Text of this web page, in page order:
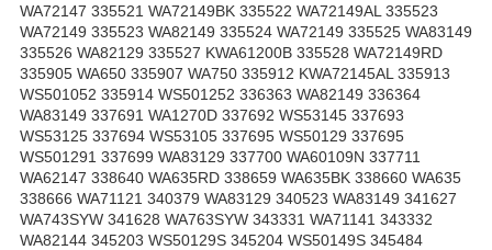
WA72147 335521 WA72149BK 335522 WA72149AL 335523
WA72149 335523 WA82149 335524 WA72149 335525 WA83149
335526 WA82129 335527 KWA61200B 335528 WA72149RD
335905 WA650 335907 WA750 335912 KWA72145AL 335913
WS501052 335914 WS501252 336363 WA82149 336364
WA83149 337691 WA1270D 337692 WS53145 337693
WS53125 337694 WS53105 337695 WS50129 337695
WS501291 337699 WA83129 337700 WA60109N 337711
WA62147 338640 WA635RD 338659 WA635BK 338660 WA635
338666 WA71121 340379 WA83129 340523 WA83149 341627
WA743SYW 341628 WA763SYW 343331 WA71141 343332
WA82144 345203 WS50129S 345204 WS50149S 345484